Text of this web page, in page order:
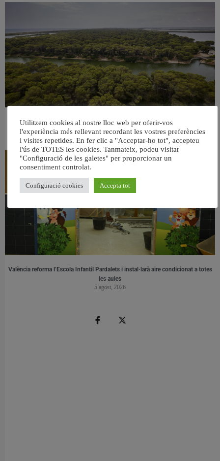
València retira prop de 15.000 litres de residus de la Devesa durant el mes de
juliol
6 agost, 2026
València reforma l’Escola Infantil Pardalets i instal·larà aire condicionat a totes
les aules
5 agost, 2026
Utilitzem cookies al nostre lloc web per oferir-vos
l'experiència més rellevant recordant les vostres preferències
i visites repetides. En fer clic a "Acceptar-ho tot", accepteu
l'ús de TOTES les cookies. Tanmateix, podeu visitar
"Configuració de les galetes" per proporcionar un
consentiment controlat.
Configuració cookies Accepta tot